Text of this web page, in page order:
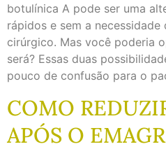
botulínica A pode ser uma
rápidos e sem a
cirúrgico. Mas você poderia
será? Essas duas
pouco de confusão para o
COMO
APÓS O